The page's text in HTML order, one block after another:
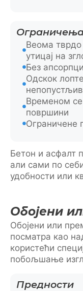
Веома
утицај на
Без
Одскок
Временом се
површини
Ограничене
Бетон и асфалт
али сами по
удобности или
Обојени
Обојени или
посматра као
користећи
побољшање
Предности